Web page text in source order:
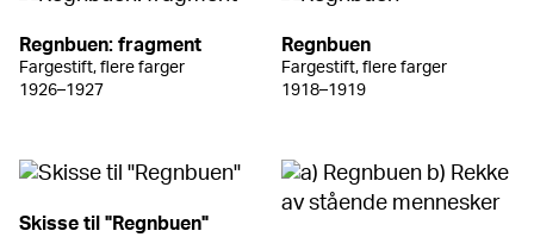
Regnbuen: fragment
Fargestift, flere farger
1926–1927
Regnbuen
Fargestift, flere farger
1918–1919
Skisse til "Regnbuen"